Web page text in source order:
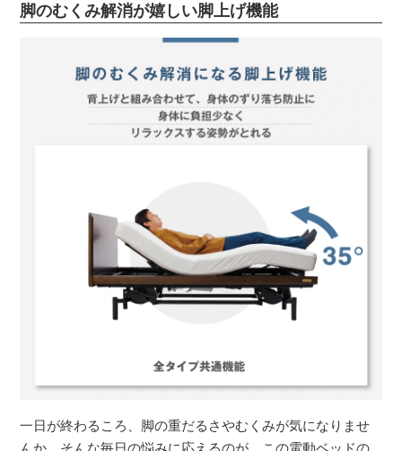
脚のむくみ解消が嬉しい脚上げ機能
一日が終わるころ、脚の重だるさやむくみが気になりませ
んか。そんな毎日の悩みに応えるのが、この電動ベッドの